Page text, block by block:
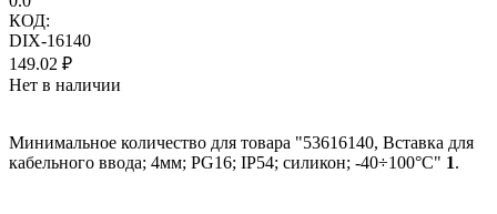
КОД:
DIX-16140
149.02 ₽
Нет в наличии
Минимальное количество для товара "53616140, Вставка для
кабельного ввода; 4мм; PG16; IP54; силикон; -40÷100°C" 1.